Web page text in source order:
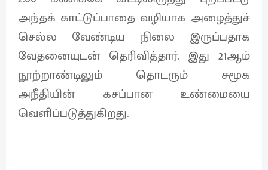
அந்தக் காட்டுப்பாதை வழியாக அழைத்துச்
செல்ல வேண்டிய நிலை இருப்பதாக
வேதனையுடன் தெரிவித்தார். இது 21ஆம்
நூற்றாண்டிலும் தொடரும் சமூக
அநீதியின் கசப்பான உண்மையை
வெளிப்படுத்துகிறது.